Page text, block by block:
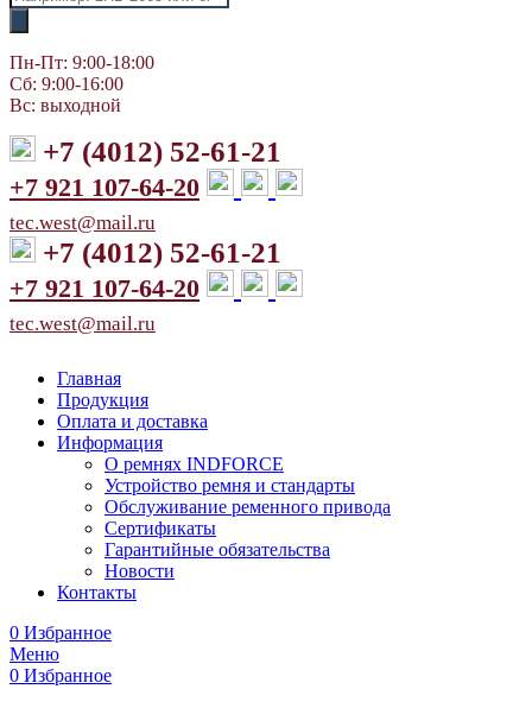
товаров
Пн-Пт: 9:00-18:00
Сб: 9:00-16:00
Вс: выходной
+7 (4012) 52-61-21
+7 921 107-64-20
tec.west@mail.ru
+7 (4012) 52-61-21
+7 921 107-64-20
tec.west@mail.ru
Главная
Продукция
Оплата и доставка
Информация
О ремнях INDFORCE
Устройство ремня и стандарты
Обслуживание ременного привода
Сертификаты
Гарантийные обязательства
Новости
Контакты
0 Избранное
Меню
0 Избранное